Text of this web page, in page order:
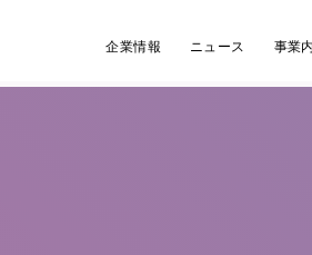
企業情報 ニュース 事業